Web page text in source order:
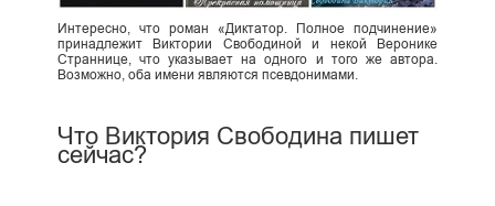
Интересно, что роман «Диктатор. Полное подчинение»
принадлежит Виктории Свободиной и некой Веронике
Страннице, что указывает на одного и того же автора.
Возможно, оба имени являются псевдонимами.
Что Виктория Свободина пишет
сейчас?